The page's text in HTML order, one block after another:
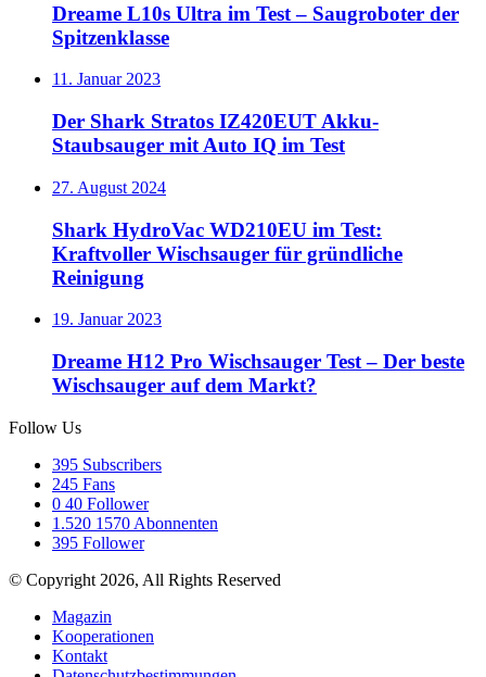
Dreame L10s Ultra im Test – Saugroboter der
Spitzenklasse
11. Januar 2023
Der Shark Stratos IZ420EUT Akku-
Staubsauger mit Auto IQ im Test
27. August 2024
Shark HydroVac WD210EU im Test:
Kraftvoller Wischsauger für gründliche
Reinigung
19. Januar 2023
Dreame H12 Pro Wischsauger Test – Der beste
Wischsauger auf dem Markt?
Follow Us
395 Subscribers
245 Fans
0 40 Follower
1.520 1570 Abonnenten
395 Follower
© Copyright 2026, All Rights Reserved
Magazin
Kooperationen
Kontakt